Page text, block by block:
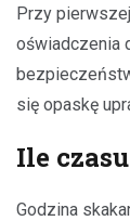
Przy
oświadczenia
się opaskę
Ile
Godzina